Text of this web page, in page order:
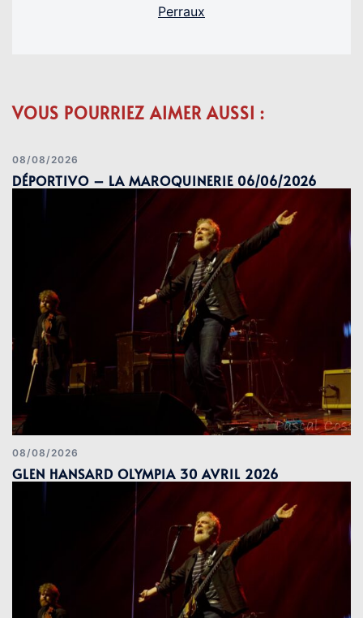
Perraux
VOUS POURRIEZ AIMER AUSSI :
08/08/2026
DÉPORTIVO – LA MAROQUINERIE 06/06/2026
08/08/2026
GLEN HANSARD OLYMPIA 30 AVRIL 2026